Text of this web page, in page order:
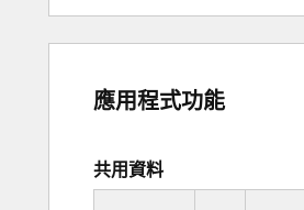
應用程式功能
共用資料